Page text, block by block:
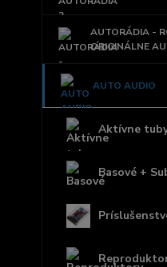
AUTORÁDIA -
ORIGINÁLNE
AUTO AUDIO
Aktívne
Basové +